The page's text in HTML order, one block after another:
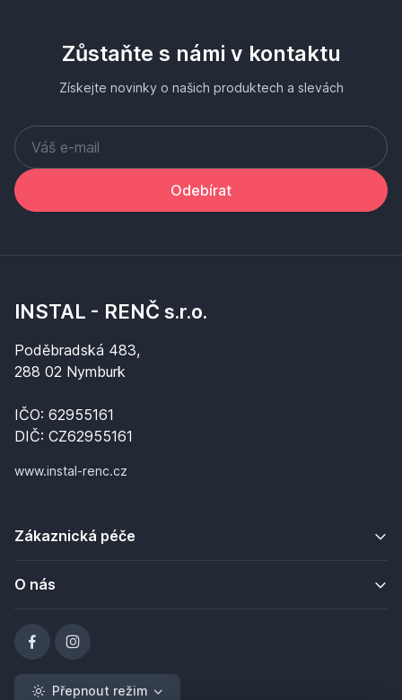
Zůstaňte s námi v kontaktu
Získejte novinky o našich produktech a slevách
Odebírat
INSTAL - RENČ s.r.o.
Poděbradská 483,
288 02 Nymburk
IČO: 62955161
DIČ: CZ62955161
www.instal-renc.cz
Zákaznická péče
O nás
Přepnout režim